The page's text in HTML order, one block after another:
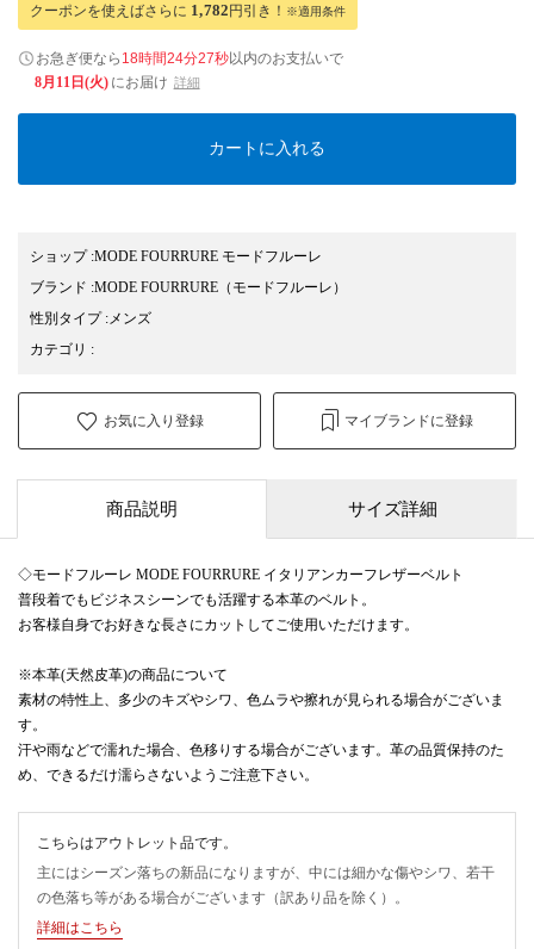
クーポンを使えばさらに 1,782円引き！ ※適用条件
お急ぎ便なら 18時間24分26秒以内のお支払いで
8月11日(火) にお届け 詳細
カートに入れる
ショップ:MODE FOURRURE モードフルーレ
ブランド :MODE FOURRURE （モードフルーレ）
性別タイプ: メンズ
カテゴリ :
お気に入り登録 マイブランドに登録
商品説明 サイズ詳細
◇モードフルーレ MODE FOURRURE イタリアンカーフレザーベルト
普段着でもビジネスシーンでも活躍する本革のベルト。
お客様自身でお好きな長さにカットしてご使用いただけます。
※本革(天然皮革)の商品について
素材の特性上、多少のキズやシワ、色ムラや擦れが見られる場合がございま
す。
汗や雨などで濡れた場合、色移りする場合がございます。革の品質保持のた
め、できるだけ濡らさないようご注意下さい。
こちらはアウトレット品です。
主にはシーズン落ちの新品になりますが、中には細かな傷やシワ、若干
の色落ち等がある場合がございます（訳あり品を除く）。
詳細はこちら